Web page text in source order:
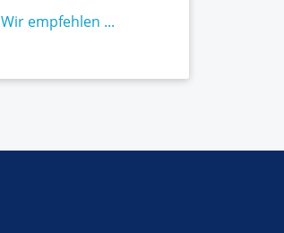
Wir empfehlen ...